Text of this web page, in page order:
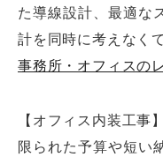
た導線設計、最適な
計を同時に考えなく
事務所・オフィスの
【オフィス内装工事】
限られた予算や短い